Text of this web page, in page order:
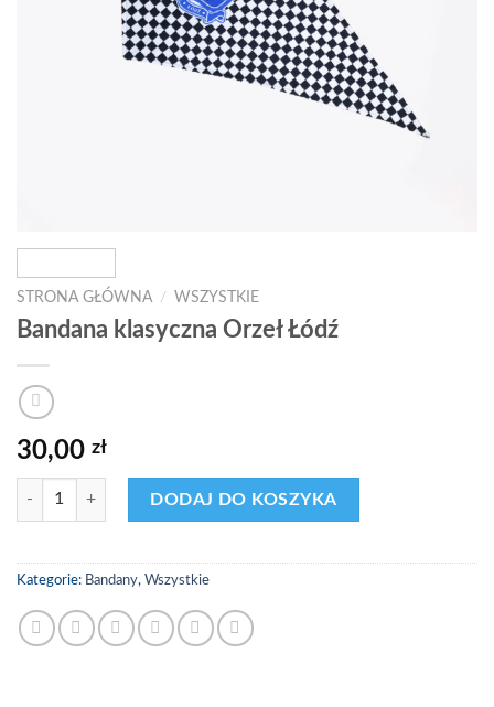
STRONA GŁÓWNA / WSZYSTKIE
Bandana klasyczna Orzeł Łódź
30,00 zł
ilość Bandana klasyczna Orzeł Łódź
DODAJ DO KOSZYKA
Kategorie: Bandany, Wszystkie